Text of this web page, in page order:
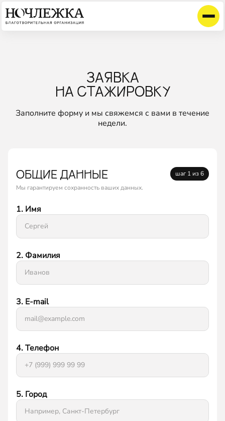
ЗАЯВКА
НА СТАЖИРОВКУ
Заполните форму и мы свяжемся с вами в течение
недели.
ОБЩИЕ ДАННЫЕ
шаг 1 из 6
Мы гарантируем сохранность ваших данных.
1. Имя
2. Фамилия
3. E-mail
4. Телефон
5. Город